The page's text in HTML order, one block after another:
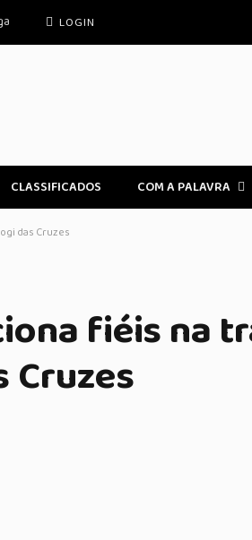
LOGIN
CLASSIFICADOS COM A PALAVRA
das Cruzes
fiéis na
Cruzes